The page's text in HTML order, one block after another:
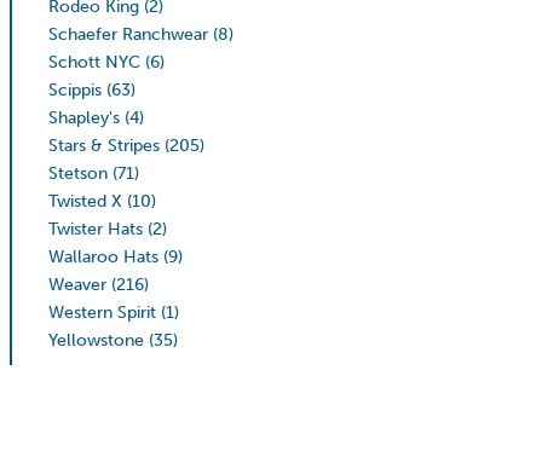
Rodeo King (2)
Schaefer Ranchwear (8)
Schott NYC (6)
Scippis (63)
Shapley's (4)
Stars & Stripes (205)
Stetson (71)
Twisted X (10)
Twister Hats (2)
Wallaroo Hats (9)
Weaver (216)
Western Spirit (1)
Yellowstone (35)